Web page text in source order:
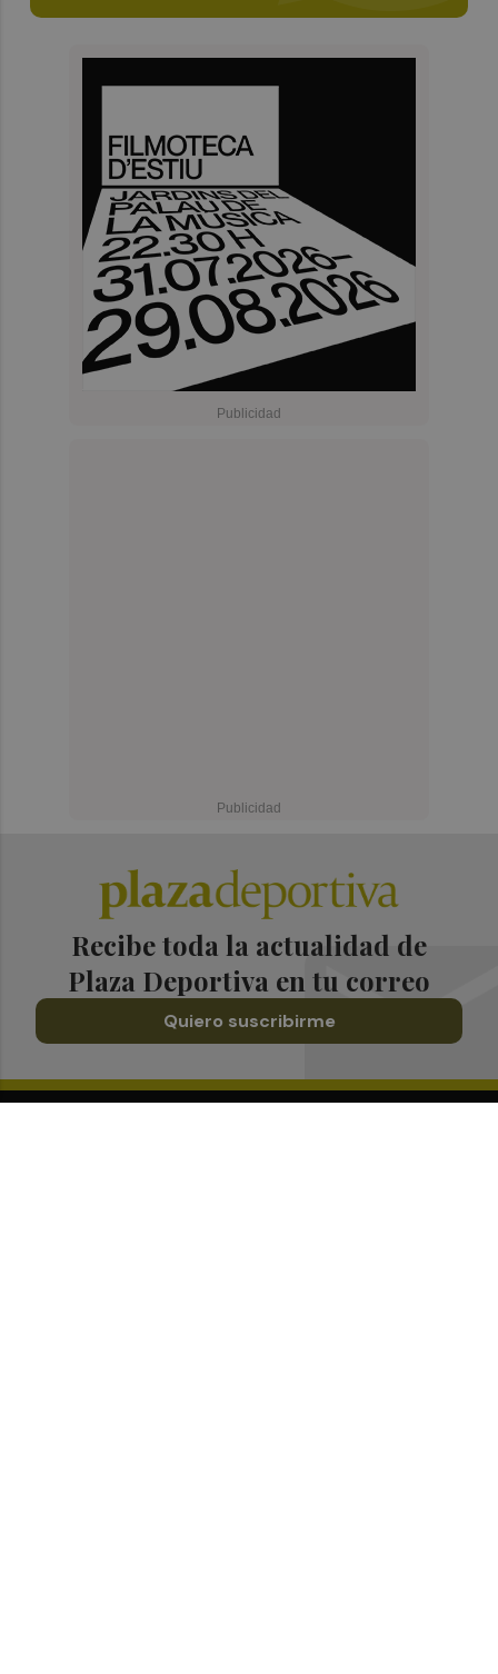
Recibe toda la actualidad de
Plaza Deportiva en tu correo
Quiero suscribirme